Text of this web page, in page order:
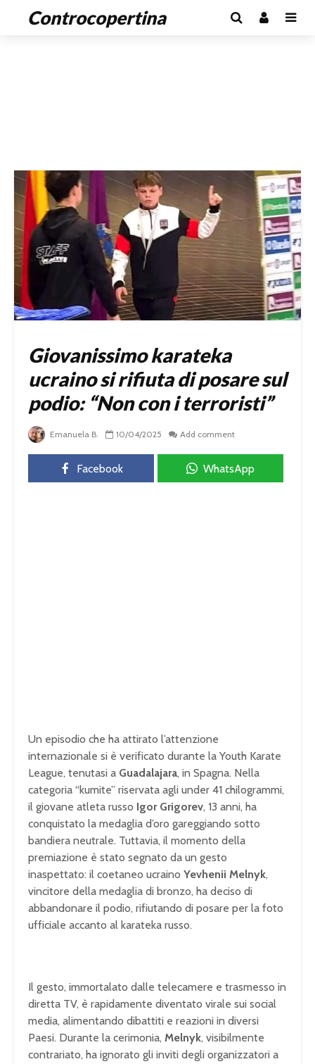
Controcopertina
Giovanissimo karateka
ucraino si rifiuta di posare sul
podio: “Non con i terroristi”
Emanuela B. 10/04/2025 Add comment
Facebook WhatsApp
Un episodio che ha attirato l’attenzione
internazionale si è verificato durante la Youth Karate
League, tenutasi a Guadalajara, in Spagna. Nella
categoria “kumite” riservata agli under 41 chilogrammi,
il giovane atleta russo Igor Grigorev, 13 anni, ha
conquistato la medaglia d’oro gareggiando sotto
bandiera neutrale. Tuttavia, il momento della
premiazione è stato segnato da un gesto
inaspettato: il coetaneo ucraino Yevhenii Melnyk,
vincitore della medaglia di bronzo, ha deciso di
abbandonare il podio, rifiutando di posare per la foto
ufficiale accanto al karateka russo.
Il gesto, immortalato dalle telecamere e trasmesso in
diretta TV, è rapidamente diventato virale sui social
media, alimentando dibattiti e reazioni in diversi
Paesi. Durante la cerimonia, Melnyk, visibilmente
contrariato, ha ignorato gli inviti degli organizzatori a